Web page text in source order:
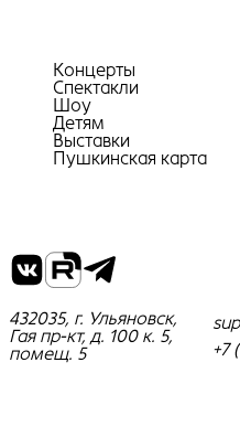
Концерты
Спектакли
Шоу
Детям
Выставки
Пушкинская карта
432035, г. Ульяновск,
Гая пр-кт, д. 100 к. 5,
помещ. 5
+7